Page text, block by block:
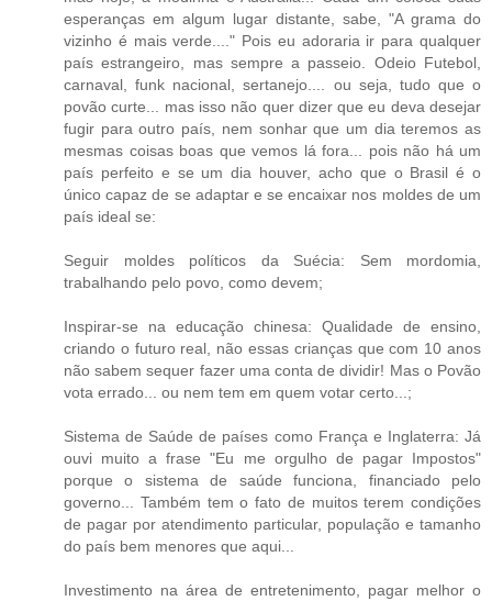
esperanças em algum lugar distante, sabe, "A grama do
vizinho é mais verde...." Pois eu adoraria ir para qualquer
país estrangeiro, mas sempre a passeio. Odeio Futebol,
carnaval, funk nacional, sertanejo.... ou seja, tudo que o
povão curte... mas isso não quer dizer que eu deva desejar
fugir para outro país, nem sonhar que um dia teremos as
mesmas coisas boas que vemos lá fora... pois não há um
país perfeito e se um dia houver, acho que o Brasil é o
único capaz de se adaptar e se encaixar nos moldes de um
país ideal se:
Seguir moldes políticos da Suécia: Sem mordomia,
trabalhando pelo povo, como devem;
Inspirar-se na educação chinesa: Qualidade de ensino,
criando o futuro real, não essas crianças que com 10 anos
não sabem sequer fazer uma conta de dividir! Mas o Povão
vota errado... ou nem tem em quem votar certo...;
Sistema de Saúde de países como França e Inglaterra: Já
ouvi muito a frase "Eu me orgulho de pagar Impostos"
porque o sistema de saúde funciona, financiado pelo
governo... Também tem o fato de muitos terem condições
de pagar por atendimento particular, população e tamanho
do país bem menores que aqui...
Investimento na área de entretenimento, pagar melhor o